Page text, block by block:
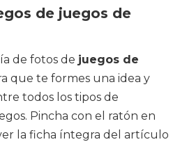
de juegos de
de fotos de juegos de
que te formes una idea y
todos los tipos de
Pincha con el ratón en
la ficha íntegra del artículo